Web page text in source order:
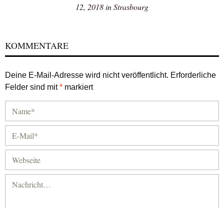
12, 2018 in Strasbourg
KOMMENTARE
Deine E-Mail-Adresse wird nicht veröffentlicht. Erforderliche
Felder sind mit* markiert